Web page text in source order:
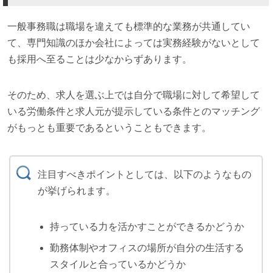
一般事務職は職場を違えても標準的な業務が共通してい
て、専門知識のほか会社によっては実務経験がないとして
も採用へ至ることは少なからずあります。
そのため、求人を選ぶ上では自分で職場に対して希望して
いる労働条件と求人元が提示している条件とのマッチング
がもっとも重要であるということもできます。
注目すべきポイントとしては、以下のようなもの
が挙げられます。
持っている力を活かすことができるかどうか
勤務体制やオフィスの場所が自分の生活する
スタイルと合っているかどうか